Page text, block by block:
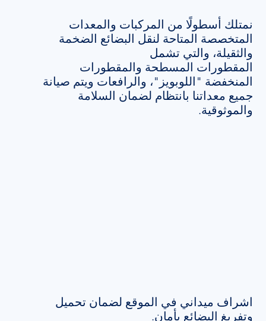
نمتلك أسطولًا من المركبات والمعدات
المتخصصة المتاحة لنقل البضائع الضخمة
والثقيلة، والتي تشمل
المقطورات المسطحة والمقطورات
المنخفضة "اللوبويز"، والرافعات ويتم صيانة
جميع معداتنا بانتظام لضمان السلامة
والموثوقية.
اشراف ميداني في الموقع لضمان تحميل
وتفريغ البضائع بأمان.